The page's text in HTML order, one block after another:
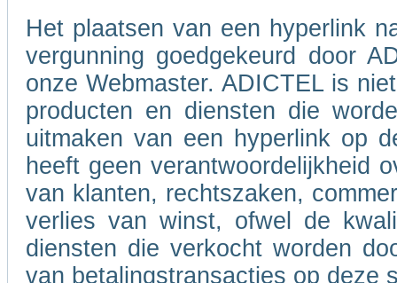
Het plaatsen van een hyperlink
vergunning goedgekeurd door
onze Webmaster. ADICTEL is
producten en diensten die
uitmaken van een hyperlink op
heeft geen verantwoordelijkheid
van klanten, rechtszaken,
verlies van winst, ofwel de
diensten die verkocht worden
van betalingstransacties op deze